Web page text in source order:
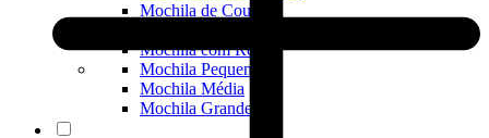
Mochila de Couro
Mochila com Rodas
Mochila Pequena
Mochila Média
Mochila Grande